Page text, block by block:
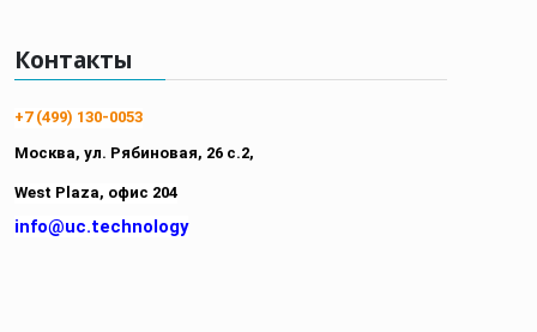
Контакты
+7 (499) 130-0053
Москва, ул. Рябиновая, 26 с.2,
West Plaza, офис 204
info@uc.technology